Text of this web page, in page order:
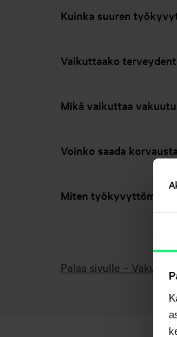
Kuinka suuren
Vaikuttaako
Mikä vaikuttaa
Voinko saada
Miten
Palaa sivulle –